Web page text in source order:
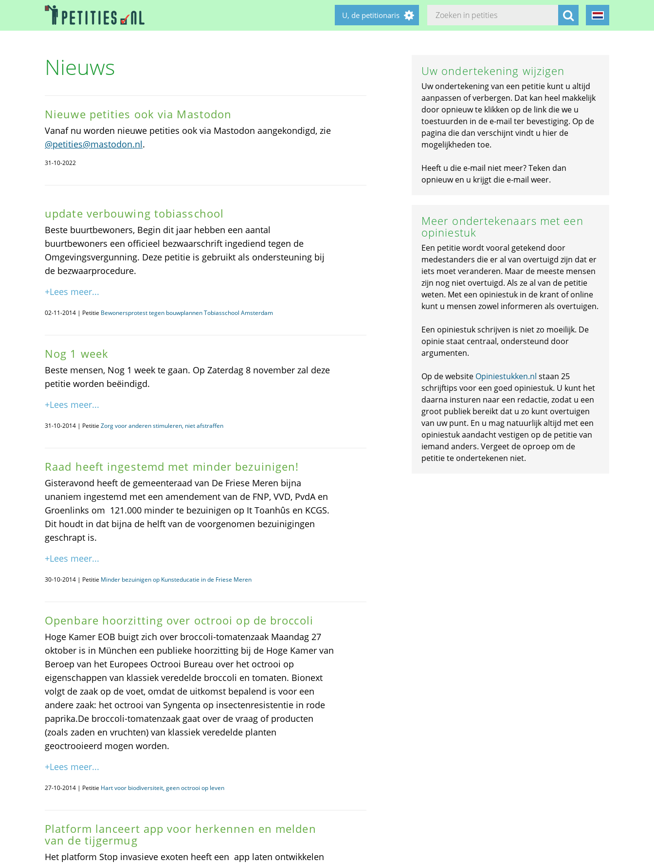
U, de petitionaris
Nieuws
Nieuwe petities ook via Mastodon
Vanaf nu worden nieuwe petities ook via Mastodon aangekondigd, zie
@petities@mastodon.nl.
31-10-2022
update verbouwing tobiasschool
Beste buurtbewoners, Begin dit jaar hebben een aantal
buurtbewoners een officieel bezwaarschrift ingediend tegen de
Omgevingsvergunning. Deze petitie is gebruikt als ondersteuning bij
de bezwaarprocedure.
+Lees meer...
02-11-2014 | Petitie Bewonersprotest tegen bouwplannen Tobiasschool Amsterdam
Nog 1 week
Beste mensen, Nog 1 week te gaan. Op Zaterdag 8 november zal deze
petitie worden beëindigd.
+Lees meer...
31-10-2014 | Petitie Zorg voor anderen stimuleren, niet afstraffen
Raad heeft ingestemd met minder bezuinigen!
Gisteravond heeft de gemeenteraad van De Friese Meren bijna
unaniem ingestemd met een amendement van de FNP, VVD, PvdA en
Groenlinks om  121.000 minder te bezuinigen op It Toanhûs en KCGS.
Dit houdt in dat bijna de helft van de voorgenomen bezuinigingen
geschrapt is.
+Lees meer...
30-10-2014 | Petitie Minder bezuinigen op Kunsteducatie in de Friese Meren
Openbare hoorzitting over octrooi op de broccoli
Hoge Kamer EOB buigt zich over broccoli-tomatenzaak Maandag 27
oktober is in München een publieke hoorzitting bij de Hoge Kamer van
Beroep van het Europees Octrooi Bureau over het octrooi op
eigenschappen van klassiek veredelde broccoli en tomaten. Bionext
volgt de zaak op de voet, omdat de uitkomst bepalend is voor een
andere zaak: het octrooi van Syngenta op insectenresistentie in rode
paprika.De broccoli-tomatenzaak gaat over de vraag of producten
(zoals zaden en vruchten) van klassiek veredelde planten
geoctrooieerd mogen worden.
+Lees meer...
27-10-2014 | Petitie Hart voor biodiversiteit, geen octrooi op leven
Platform lanceert app voor herkennen en melden
van de tijgermug
Het platform Stop invasieve exoten heeft een app laten ontwikkelen
Uw ondertekening wijzigen
Uw ondertekening van een petitie kunt u altijd
aanpassen of verbergen. Dat kan heel makkelijk
door opnieuw te klikken op de link die we u
toestuurden in de e-mail ter bevestiging. Op de
pagina die dan verschijnt vindt u hier de
mogelijkheden toe.
Heeft u die e-mail niet meer? Teken dan
opnieuw en u krijgt die e-mail weer.
Meer ondertekenaars met een
opiniestuk
Een petitie wordt vooral getekend door
medestanders die er al van overtuigd zijn dat er
iets moet veranderen. Maar de meeste mensen
zijn nog niet overtuigd. Als ze al van de petitie
weten. Met een opiniestuk in de krant of online
kunt u mensen zowel informeren als overtuigen.
Een opiniestuk schrijven is niet zo moeilijk. De
opinie staat centraal, ondersteund door
argumenten.
Op de website Opiniestukken.nl staan 25
schrijftips voor een goed opiniestuk. U kunt het
daarna insturen naar een redactie, zodat u een
groot publiek bereikt dat u zo kunt overtuigen
van uw punt. En u mag natuurlijk altijd met een
opiniestuk aandacht vestigen op de petitie van
iemand anders. Vergeet de oproep om de
petitie te ondertekenen niet.